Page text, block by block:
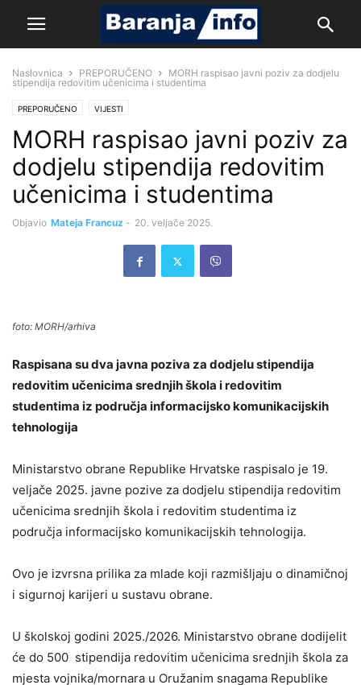
Naslovnica PREPORUČENO
MORH raspisao javni poziv za dodjelu
stipendija redovitim učenicima i studentima
PREPORUČENO VIJESTI
MORH raspisao javni poziv za
dodjelu stipendija redovitim
učenicima i studentima
Objavio Mateja Francuz - 20. veljače 2025.
foto: MORH/arhiva
Raspisana su dva javna poziva za dodjelu stipendija
redovitim učenicima srednjih škola i redovitim
studentima iz područja informacijsko komunikacijskih
tehnologija
Ministarstvo obrane Republike Hrvatske raspisalo je 19.
veljače 2025. javne pozive za dodjelu stipendija redovitim
učenicima srednjih škola i redovitim studentima iz
područja informacijsko komunikacijskih tehnologija.
Ovo je izvrsna prilika za mlade koji razmišljaju o dinamičnoj
i sigurnoj karijeri u sustavu obrane.
U školskoj godini 2025./2026. Ministarstvo obrane dodijelit
će do 500 stipendija redovitim učenicima srednjih škola za
mjesta vojnika/mornara u Oružanim snagama Republike